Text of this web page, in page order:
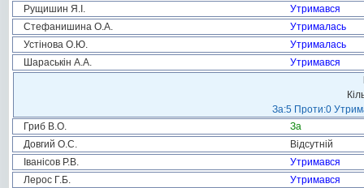
Рущишин Я.І.
Утримався
Стефанишина О.А.
Утрималась
Устінова О.Ю.
Утрималась
Шараськін А.А.
Утримався
За:5 Проти:0
Гриб В.О.
За
Довгий О.С.
Відсутній
Іванісов Р.В.
Утримався
Лерос Г.Б.
Утримався